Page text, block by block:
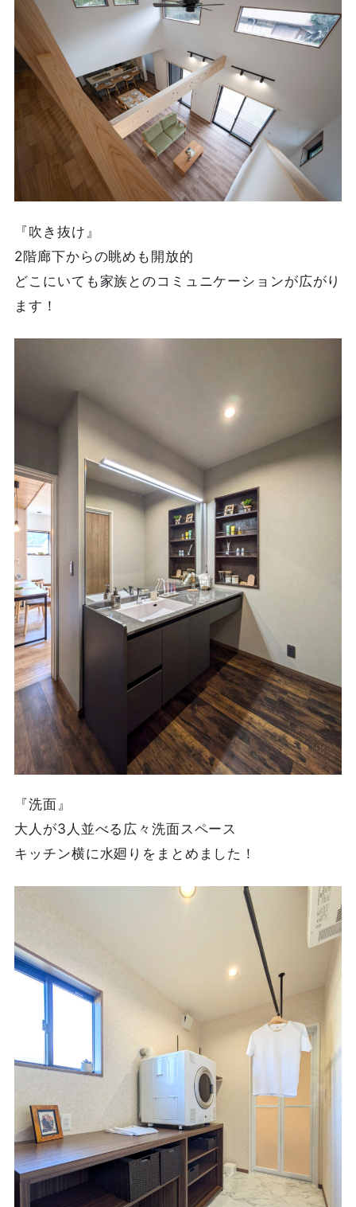
『吹き抜け』
2階廊下からの眺めも開放的
どこにいても家族とのコミュニケーションが広がり
ます！
『洗面』
大人が3人並べる広々洗面スペース
キッチン横に水廻りをまとめました！